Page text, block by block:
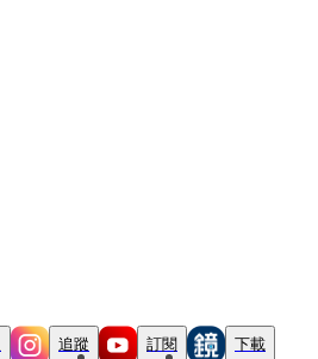
追蹤 訂閱 下載